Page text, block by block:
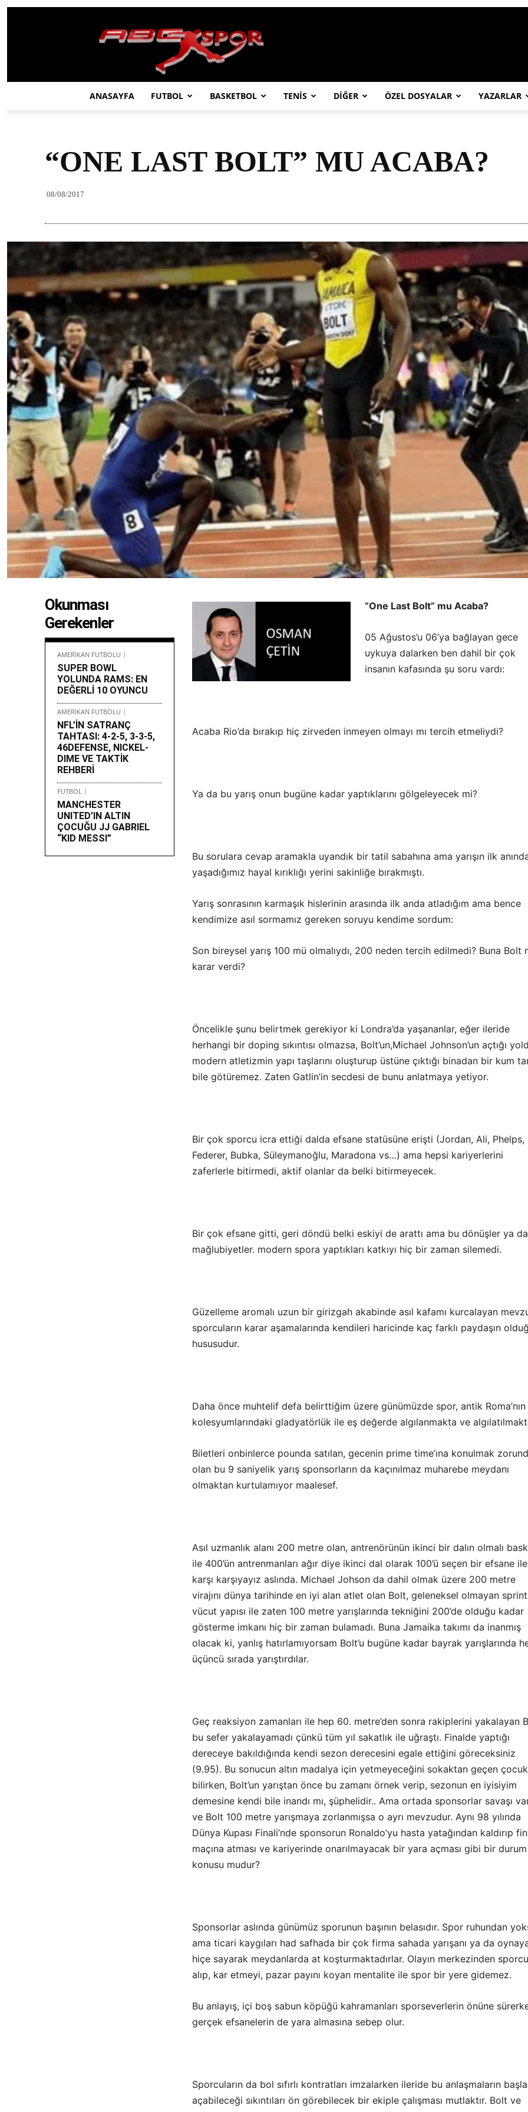
ABC
SPOR
ANASAYFA FUTBOL BASKETBOL TENİS DİĞER ÖZEL DOSYALAR YAZARLAR
“ONE LAST BOLT” MU ACABA?
08/08/2017
Okunması
Gerekenler
AMERİKAN FUTBOLU
SUPER BOWL
YOLUNDA RAMS: EN
DEĞERLİ 10 OYUNCU
AMERİKAN FUTBOLU
NFL’İN SATRANÇ
TAHTASI: 4-2-5, 3-3-5,
46DEFENSE, NICKEL-
DIME VE TAKTİK
REHBERİ
FUTBOL
MANCHESTER
UNITED’IN ALTIN
ÇOCUĞU JJ GABRIEL
“KID MESSI”
“One Last Bolt” mu Acaba?
05 Ağustos’u 06’ya bağlayan gece
uykuya dalarken ben dahil bir çok
insanın kafasında şu soru vardı:
Acaba Rio’da bırakıp hiç zirveden inmeyen olmayı mı tercih etmeliydi?
Ya da bu yarış onun bugüne kadar yaptıklarını gölgeleyecek mi?
Bu sorulara cevap aramakla uyandık bir tatil sabahına ama yarışın ilk
yaşadığımız hayal kırıklığı yerini sakinliğe bırakmıştı.
Yarış sonrasının karmaşık hislerinin arasında ilk anda atladığım ama bence
kendimize asıl sormamız gereken soruyu kendime sordum:
Son bireysel yarış 100 mü olmalıydı, 200 neden tercih edilmedi? Buna Bolt
karar verdi?
Öncelikle şunu belirtmek gerekiyor ki Londra’da yaşananlar, eğer ileride
herhangi bir doping sıkıntısı olmazsa, Bolt’un,Michael Johnson’un açtığı
modern atletizmin yapı taşlarını oluşturup üstüne çıktığı binadan bir kum
bile götüremez. Zaten Gatlin’in secdesi de bunu anlatmaya yetiyor.
Bir çok sporcu icra ettiği dalda efsane statüsüne erişti (Jordan, Ali, Phelps,
Federer, Bubka, Süleymanoğlu, Maradona vs…) ama hepsi kariyerlerini
zaferlerle bitirmedi, aktif olanlar da belki bitirmeyecek.
Bir çok efsane gitti, geri döndü belki eskiyi de arattı ama bu dönüşler ya da
mağlubiyetler. modern spora yaptıkları katkıyı hiç bir zaman silemedi.
Güzelleme aromalı uzun bir girizgah akabinde asıl kafamı kurcalayan
sporcuların karar aşamalarında kendileri haricinde kaç farklı paydaşın
hususudur.
Daha önce muhtelif defa belirttiğim üzere günümüzde spor, antik Roma’nın
kolesyumlarındaki gladyatörlük ile eş değerde algılanmakta ve
Biletleri onbinlerce pounda satılan, gecenin prime time’ına konulmak
olan bu 9 saniyelik yarış sponsorların da kaçınılmaz muharebe meydanı
olmaktan kurtulamıyor maalesef.
Asıl uzmanlık alanı 200 metre olan, antrenörünün ikinci bir dalın olmalı
ile 400’ün antrenmanları ağır diye ikinci dal olarak 100’ü seçen bir efsane ile
karşı karşıyayız aslında. Michael Johson da dahil olmak üzere 200 metre
virajını dünya tarihinde en iyi alan atlet olan Bolt, geleneksel olmayan
vücut yapısı ile zaten 100 metre yarışlarında tekniğini 200’de olduğu kadar
gösterme imkanı hiç bir zaman bulamadı. Buna Jamaika takımı da inanmış
olacak ki, yanlış hatırlamıyorsam Bolt’u bugüne kadar bayrak yarışlarında
üçüncü sırada yarıştırdılar.
Geç reaksiyon zamanları ile hep 60. metre’den sonra rakiplerini yakalayan
bu sefer yakalayamadı çünkü tüm yıl sakatlık ile uğraştı. Finalde yaptığı
dereceye bakıldığında kendi sezon derecesini egale ettiğini göreceksiniz
(9.95). Bu sonucun altın madalya için yetmeyeceğini sokaktan geçen
bilirken, Bolt’un yarıştan önce bu zamanı örnek verip, sezonun en iyisiyim
demesine kendi bile inandı mı, şüphelidir.. Ama ortada sponsorlar savaşı
ve Bolt 100 metre yarışmaya zorlanmışsa o ayrı mevzudur. Aynı 98 yılında
Dünya Kupası Finali’nde sponsorun Ronaldo’yu hasta yatağından kaldırıp
maçına atması ve kariyerinde onarılmayacak bir yara açması gibi bir
konusu mudur?
Sponsorlar aslında günümüz sporunun başının belasıdır. Spor ruhundan
ama ticari kaygıları had safhada bir çok firma sahada yarışanı ya da
hiçe sayarak meydanlarda at koşturmaktadırlar. Olayın merkezinden
alıp, kar etmeyi, pazar payını koyan mentalite ile spor bir yere gidemez.
Bu anlayış, içi boş sabun köpüğü kahramanları sporseverlerin önüne
gerçek efsanelerin de yara almasına sebep olur.
Sporcuların da bol sıfırlı kontratları imzalarken ileride bu anlaşmaların
açabileceği sıkıntıları ön görebilecek bir ekiple çalışması mutlaktır. Bolt ve